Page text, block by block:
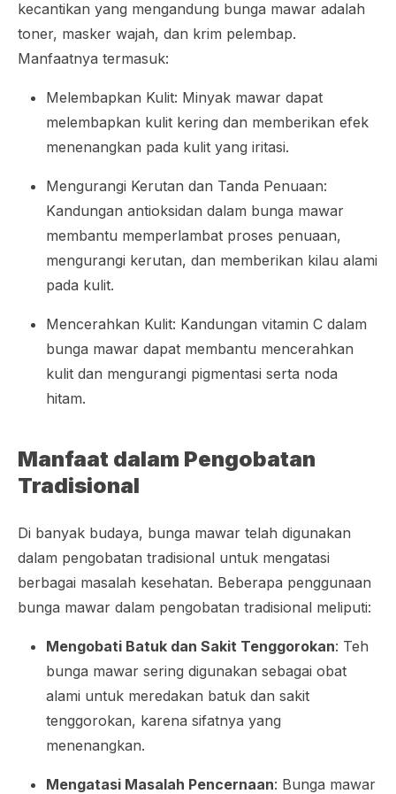
kecantikan yang mengandung bunga mawar adalah
toner, masker wajah, dan krim pelembap.
Manfaatnya termasuk:
Melembapkan Kulit: Minyak mawar dapat
melembapkan kulit kering dan memberikan efek
menenangkan pada kulit yang iritasi.
Mengurangi Kerutan dan Tanda Penuaan:
Kandungan antioksidan dalam bunga mawar
membantu memperlambat proses penuaan,
mengurangi kerutan, dan memberikan kilau alami
pada kulit.
Mencerahkan Kulit: Kandungan vitamin C dalam
bunga mawar dapat membantu mencerahkan
kulit dan mengurangi pigmentasi serta noda
hitam.
Manfaat dalam Pengobatan
Tradisional
Di banyak budaya, bunga mawar telah digunakan
dalam pengobatan tradisional untuk mengatasi
berbagai masalah kesehatan. Beberapa penggunaan
bunga mawar dalam pengobatan tradisional meliputi:
Mengobati Batuk dan Sakit Tenggorokan: Teh
bunga mawar sering digunakan sebagai obat
alami untuk meredakan batuk dan sakit
tenggorokan, karena sifatnya yang
menenangkan.
Mengatasi Masalah Pencernaan: Bunga mawar